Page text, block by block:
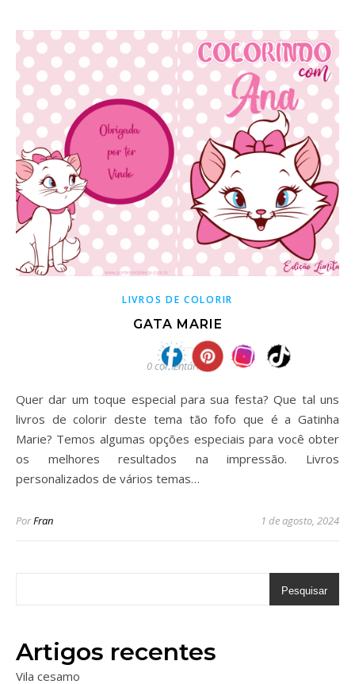
LIVROS DE COLORIR
GATA MARIE
0 comentários
Quer dar um toque especial para sua festa? Que tal uns
livros de colorir deste tema tão fofo que é a Gatinha
Marie? Temos algumas opções especiais para você obter
os melhores resultados na impressão. Livros
personalizados de vários temas…
PorFran 1 de agosto, 2024
Pesquisar
Artigos recentes
Vila cesamo